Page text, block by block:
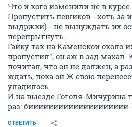
Что и кого изменили не в
Пропустить пешиков - хоть за
выдржки) - не вынуждать их
перепрыгнуть...
Гайку так на Каменской около
пропустил", он аж в зад
почитал, что он не должен, а
ждать, пока он Ж свою
уладилось.
И на выезде Гоголя-Мичурина
раз: бииииииииииииииииииии
ОТВЕТИТЬ